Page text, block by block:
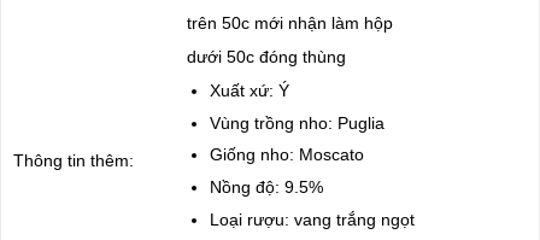
Thông tin thêm:
trên 50c mới nhận làm hộp
dưới 50c đóng thùng
Xuất xứ: Ý
Vùng trồng nho: Puglia
Giống nho: Moscato
Nồng độ: 9.5%
Loại rượu: vang trắng ngọt